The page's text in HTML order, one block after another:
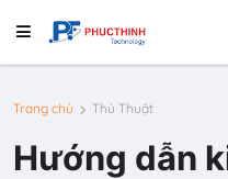
Trang chủ Thủ Thuật
Hướng dẫn